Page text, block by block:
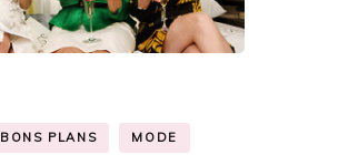
BONS PLANS MODE